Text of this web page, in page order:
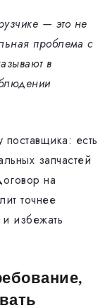
— это не
проблема с
в
поставщика: есть
запчастей
на
точнее
избежать